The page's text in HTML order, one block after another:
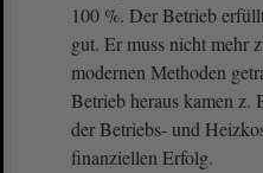
100 %. Der Betrieb
gut. Er muss nicht mehr
modernen Methoden
Betrieb heraus kamen
der Betriebs- und
finanziellen Erfolg.